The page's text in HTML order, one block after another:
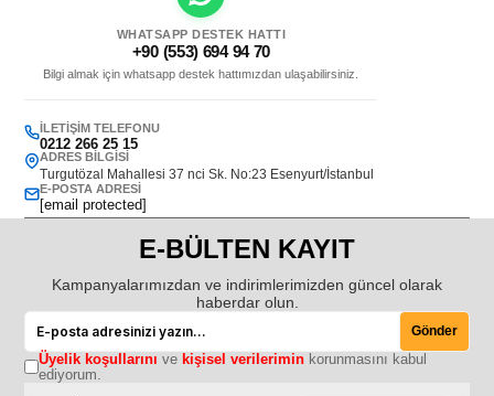
WHATSAPP DESTEK HATTI
+90 (553) 694 94 70
Bilgi almak için whatsapp destek hattımızdan ulaşabilirsiniz.
İLETIŞIM TELEFONU
0212 266 25 15
ADRES BILGISI
Turgutözal Mahallesi 37 nci Sk. No:23 Esenyurt/İstanbul
E-POSTA ADRESI
[email protected]
E-BÜLTEN KAYIT
Kampanyalarımızdan ve indirimlerimizden güncel olarak
haberdar olun.
Gönder
Üyelik koşullarını ve kişisel verileriminkorunmasını kabul
ediyorum.